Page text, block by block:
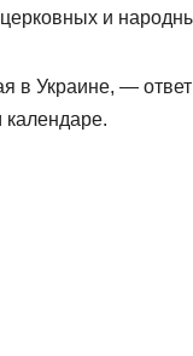
и
в Украине, — ответ
календаре.